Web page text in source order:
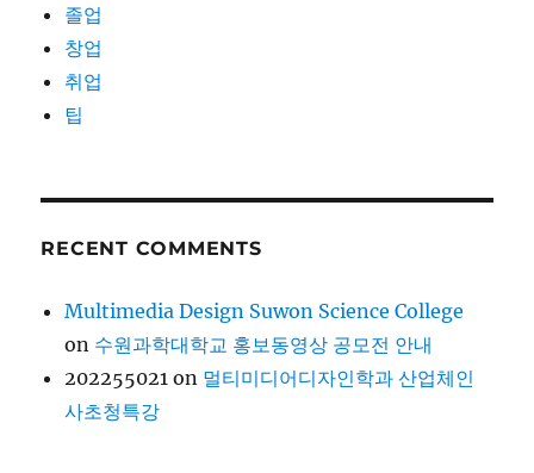
졸업
창업
취업
팁
RECENT COMMENTS
Multimedia Design Suwon Science College
on 수원과학대학교 홍보동영상 공모전 안내
202255021 on 멀티미디어디자인학과 산업체인
사초청특강